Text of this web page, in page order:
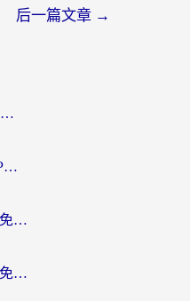
后一篇文章 →
海外党必看：穿梭VPN好用吗？和云帆VPN对比哪个回国效果更好？附真实测评+避坑指南
海外党必看：如何选对国内VPN，实现无缝访问国内资源？
海外党必看：加速器下载永久免费版真的存在吗？教你无缝访问国内资源的正确姿势
海外党自救指南：用一个小时免费加速器，轻松打破国内资源访问壁垒？